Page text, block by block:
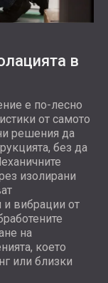
в
е по-лесно
от самото
решения да
без да
изолирани
и вибрации от
на
което
или близки